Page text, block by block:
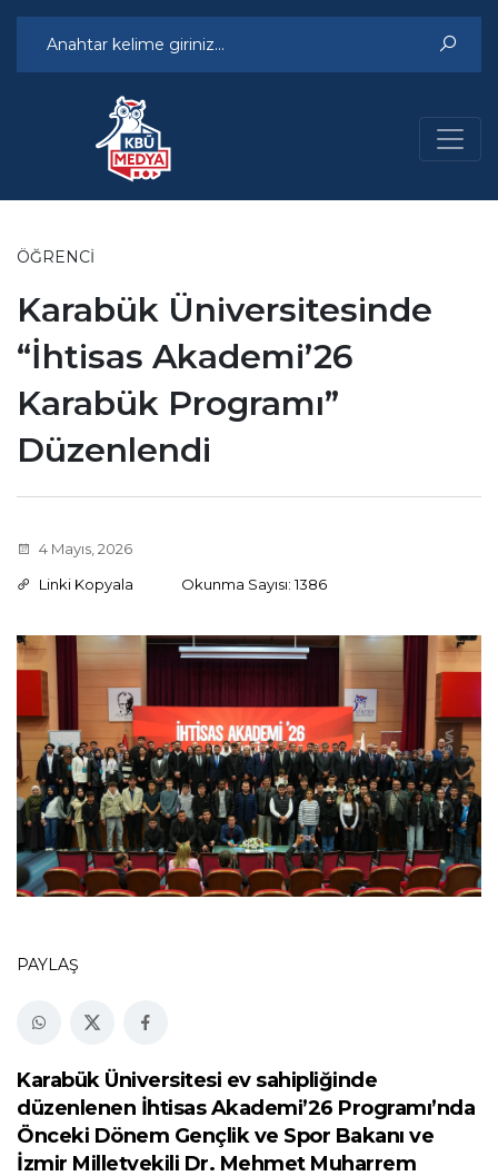
ÖĞRENCI
Karabük Üniversitesinde
“İhtisas Akademi’26
Karabük Programı”
Düzenlendi
4 Mayıs, 2026
Linki Kopyala
Okunma Sayısı: 1386
PAYLAŞ
Karabük Üniversitesi ev sahipliğinde
düzenlenen İhtisas Akademi’26 Programı’nda
Önceki Dönem Gençlik ve Spor Bakanı ve
İzmir Milletvekili Dr. Mehmet Muharrem